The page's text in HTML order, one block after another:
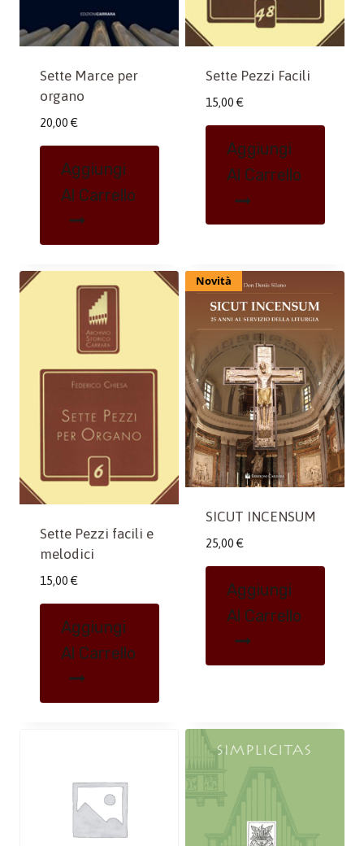
Sette Marce per
organo
20,00 €
Aggiungi
Al Carrello
Sette Pezzi Facili
15,00 €
Aggiungi
Al Carrello
Sette Pezzi facili e
melodici
15,00 €
Aggiungi
Al Carrello
Novità
SICUT INCENSUM
25,00 €
Aggiungi
Al Carrello